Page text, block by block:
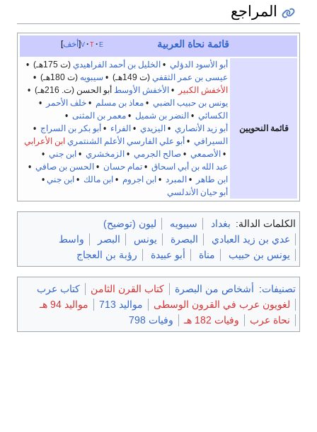
المراجع
أخف v t e قائمة نحاة العربية
قائمة النحويين
أبو الأسود الدؤلي • الخليل بن أحمد الفراهيدي (ت 175هـ) •
عيسى بن عمر الثقفي (ت 149هـ) • سيبويه (ت 180هـ) •
الأخفش الكبير
• الأخفش الأوسط أبو الحسن (ت. 216هـ) •
يونس بن حبيب الضبي •معاذ بن مسلم •خلف الأحمر
•
الكسائي • النضر بن شميل •معمر بن المثنى •
أبو زيد الأنصاري • اليزيدي • الفراء • أبو بكر بن السراج •
السيرافي • أبو علي الفارسي الأعلم الشنتمري ابن الأعرابي
• الأصمعي •صالح الجرمي • الزمخشري • ابن جني •
عبد الله بن أبي اسحاق •تمام حسان • الحسن بن صافي •
ابن طاهر
• المبرد • ابن اجروم • ابن مالك • ابن جني •
أبو حيان الأندلسي
الكلمات الدالة: بغداد سيبويه
ليون (توضيح)
عدي بن زيد العبادي
البصرة يونس البصر
واسط
يونس بن حبيب
مناة أبو عبيدة رؤبة بن العجاج
تصنيفات: أشخاص من البصرة كتاب القرن الثامن
كتاب عرب
لغويون عرب في القرون الوسطى
مواليد 713
مواليد 94 هـ
نحاة عرب
وفيات 182 هـ وفيات 798